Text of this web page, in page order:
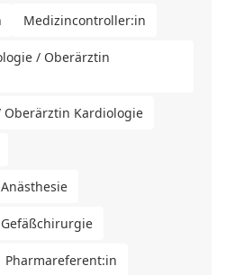
Medizincontroller:in
/ Oberärztin
Kardiologie
Pharmareferent:in